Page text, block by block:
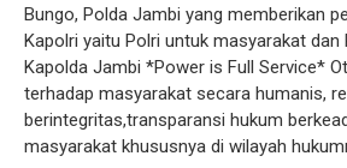
Bungo, Polda Jambi yang memberikan
Kapolri yaitu Polri untuk masyarakat dan
Kapolda Jambi *Power is Full Service*
terhadap masyarakat secara humanis,
berintegritas,transparansi hukum
masyarakat khususnya di wilayah